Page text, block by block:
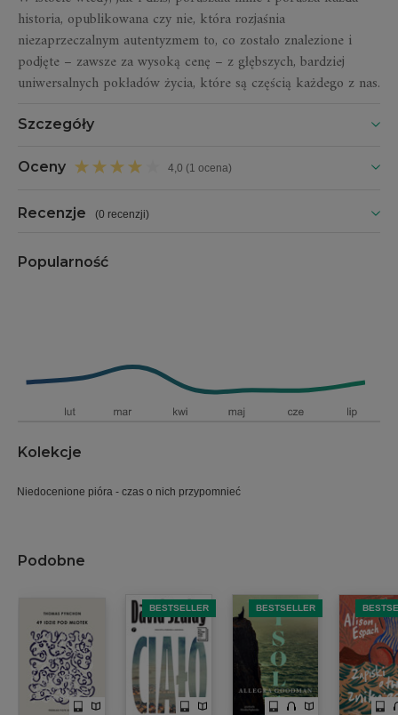
historia, opublikowana czy nie, która rozjaśnia
niezaprzeczalnym autentyzmem to, co zostało znalezione i
podjęte – zawsze za wysoką cenę – z głębszych, bardziej
uniwersalnych pokładów życia, które są częścią każdego z nas.
Szczegóły
Oceny 4,0 (1 ocena)
Recenzje (0 recenzji)
Popularność
Kolekcje
Niedocenione pióra - czas o nich przypomnieć
Podobne
BESTSELLER BESTSELLER